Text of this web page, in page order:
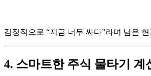
감정적으로 “지금 너무 싸다”라며 남은
4. 스마트한 주식 물타기 계